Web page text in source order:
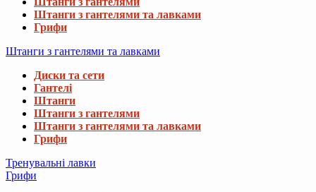
Штанги з гантелями та лавками
Грифи
Штанги з гантелями та лавками
Диски та сети
Гантелі
Штанги
Штанги з гантелями
Штанги з гантелями та лавками
Грифи
Тренувальні лавки
Грифи